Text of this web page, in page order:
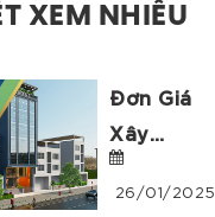
XEM NHIỀU
Đơn Giá
Xây
Dựng
Tòa Nhà
26/01/2025